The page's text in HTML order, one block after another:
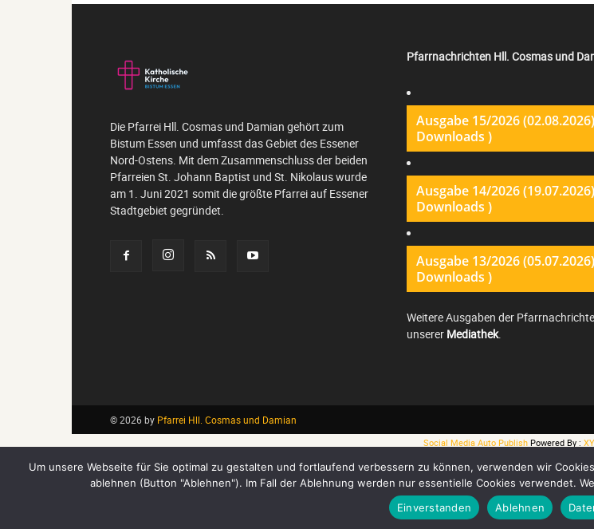
Die Pfarrei Hll. Cosmas und Damian gehört zum
Bistum Essen und umfasst das Gebiet des Essener
Nord-Ostens. Mit dem Zusammenschluss der beiden
Pfarreien St. Johann Baptist und St. Nikolaus wurde
am 1. Juni 2021 somit die größte Pfarrei auf Essener
Stadtgebiet gegründet.
Pfarrnachrichten Hll. Cosmas und
Ausgabe 15/2026
Downloads )
Ausgabe 14/2026
Downloads )
Ausgabe 13/2026
Downloads )
Weitere Ausgaben der
unserer Mediathek.
© 2026 by Pfarrei Hll. Cosmas und Damian
Social Media Auto PublishPowered By :
Um unsere Webseite für Sie optimal zu gestalten und fortlaufend verbessern zu können, verwenden wir
ablehnen (Button "Ablehnen"). Im Fall der Ablehnung werden nur essentielle Cookies verwendet.
Einverstanden
Ablehnen